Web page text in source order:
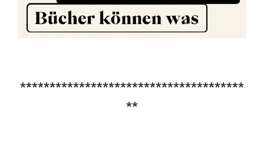
**************************************
**